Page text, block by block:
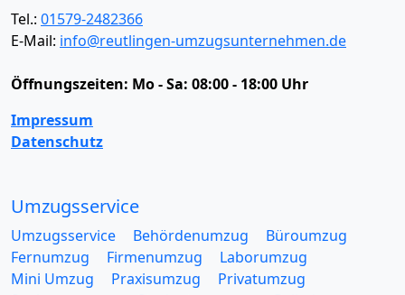
Tel.: 01579-2482366
E-Mail: info@reutlingen-umzugsunternehmen.de
Öffnungszeiten: Mo - Sa: 08:00 - 18:00 Uhr
Impressum
Datenschutz
Umzugsservice
Umzugsservice Behördenumzug
Büroumzug
Fernumzug
Firmenumzug
Laborumzug
Mini Umzug
Praxisumzug
Privatumzug